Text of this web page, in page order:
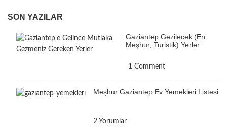
SON YAZILAR
Gaziantep Gezilecek (En
Meşhur, Turistik) Yerler
1 Comment
Meşhur Gaziantep Ev Yemekleri Listesi
2 Yorumlar